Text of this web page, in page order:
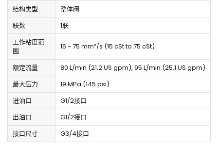
结构类型
整体阀
联数
1联
工作粘度范
围
15 - 75 mm²/s (15 cSt to 75 cSt)
额定流量
80 L/min (21.2 US gpm), 95 L/min (25.1 US gpm)
最大压力
19 MPa (145 psi)
进油口
G1/2接口
出油口
G1/2接口
接口尺寸
G3/4接口